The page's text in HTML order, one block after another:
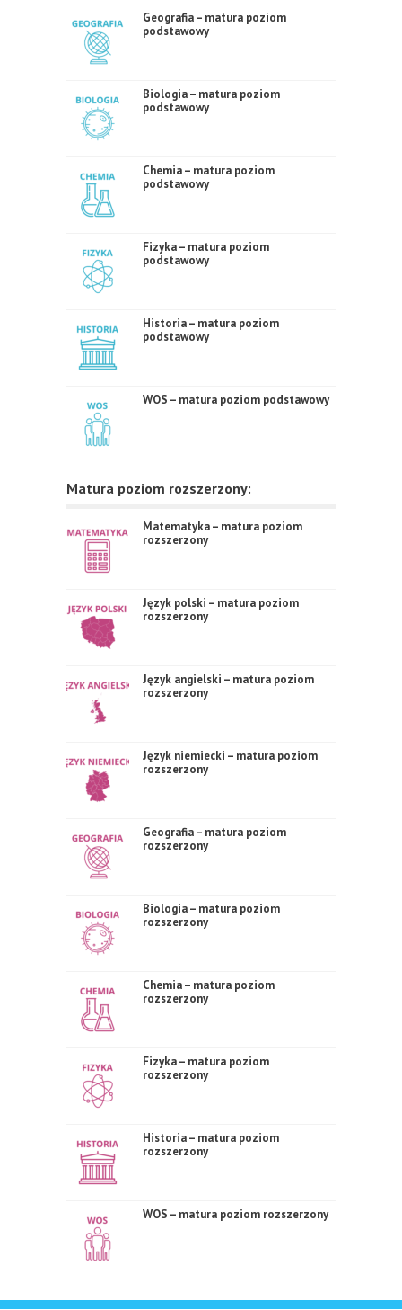
Geografia – matura poziom
podstawowy
Biologia – matura poziom
podstawowy
Chemia – matura poziom
podstawowy
Fizyka – matura poziom
podstawowy
Historia – matura poziom
podstawowy
WOS – matura poziom podstawowy
Matura poziom rozszerzony:
Matematyka – matura poziom
rozszerzony
Język polski – matura poziom
rozszerzony
Język angielski – matura poziom
rozszerzony
Język niemiecki – matura poziom
rozszerzony
Geografia – matura poziom
rozszerzony
Biologia – matura poziom
rozszerzony
Chemia – matura poziom
rozszerzony
Fizyka – matura poziom
rozszerzony
Historia – matura poziom
rozszerzony
WOS – matura poziom rozszerzony